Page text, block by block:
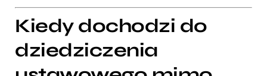
Kiedy dochodzi do
dziedziczenia